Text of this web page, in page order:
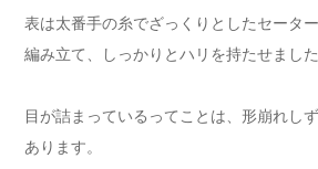
表は太番手の糸でざっくりとしたセータ
編み立て、しっかりとハリを持たせました
目が詰まっているってことは、形崩れし
あります。